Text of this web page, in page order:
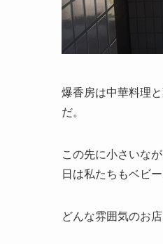
爆香房は中華料理
だ。
この先に小さいな
日は私たちもベビ
どんな雰囲気のお